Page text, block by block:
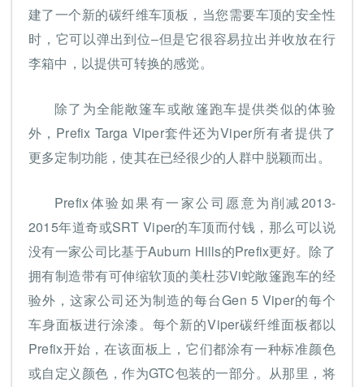
建了一个新的碳纤维车顶板，当您需要车顶的安全性
时，它可以弹出到位–但是它很容易拉出并收放在行
李箱中，以提供可转换的感觉。
除了为全能敞篷车或敞篷跑车提供类似的体验
外，Prefix Targa Viper套件还为Viper所有者提供了
更多定制功能，使其在已经很少的人群中脱颖而出。
Prefix体验如果有一家公司愿意为削减2013-
2015年道奇或SRT Viper的车顶而付钱，那么可以说
没有一家公司比基于Auburn Hills的Prefix更好。除了
拥有制造带有可伸缩软顶的美杜莎Vi蛇敞篷跑车的经
验外，这家公司还为制造的每台Gen 5 Viper的每个
车身面板进行涂漆。每个新的Viper碳纤维面板都以
Prefix开始，在该面板上，它们都涂有一种标准颜色
或自定义颜色，作为GTC包装的一部分。从那里，将